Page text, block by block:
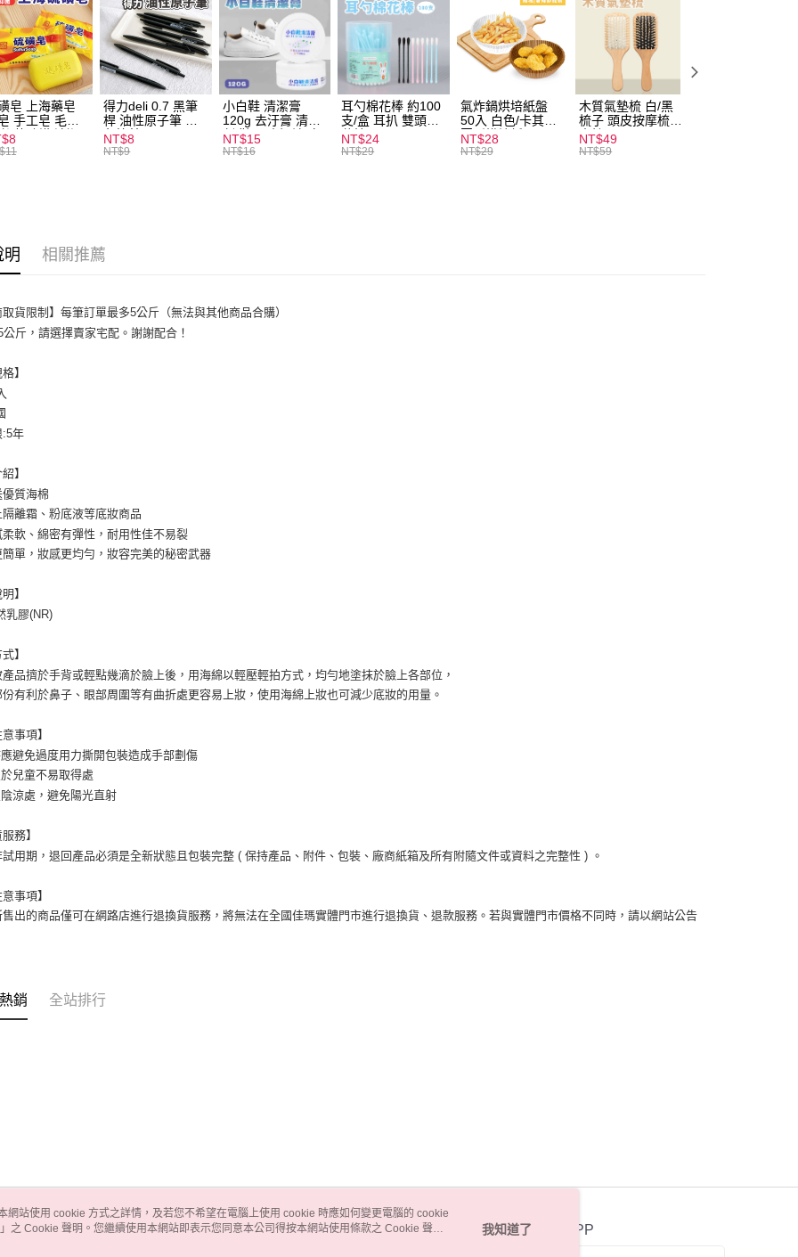
運送方式
全家取貨付款
每筆NT$60，滿NT$599(含以上)免運費
付款後全家取貨
每筆NT$60，滿NT$599(含以上)免運費
皂 上海藥皂
手工皂 毛囊
菌除蟎 清潔
去油去痘 寵
得力deli 0.7 黑筆
桿 油性原子筆 黑
色筆芯 S304
NT$8
NT$9
小白鞋 清潔膏
120g 去汙膏 清潔
劑 鞋子 去汙漬 白
皮鞋 鞋油
NT$15
NT$16
耳勺棉花棒 約100
支/盒 耳扒 雙頭棉
花棒
NT$24
NT$29
氣炸鍋烘培紙盤
50入 白色/卡其色
圓形烘焙紙
NT$28
NT$29
木質氣墊梳 白/黑
梳子 頭皮按摩梳
木梳
NT$49
NT$59
明 相關推薦
貨限制】每筆訂單最多5公斤（無法與其他商品合購）
，請選擇賣家宅配。謝謝配合！
】
:5年
】
質海棉
離霜、粉底液等底妝商品
軟、綿密有彈性，耐用性佳不易裂
單，妝感更均勻，妝容完美的秘密武器
】
乳膠(NR)
】
品擠於手背或輕點幾滴於臉上後，用海綿以輕壓輕拍方式，均勻地塗抹於臉上各部位，
有利於鼻子、眼部周圍等有曲折處更容易上妝，使用海綿上妝也可減少底妝的用量。
事項】
避免過度用力撕開包裝造成手部劃傷
兒童不易取得處
涼處，避免陽光直射
務】
用期，退回產品必須是全新狀態且包裝完整 ( 保持產品、附件、包裝、廠商紙箱及所有附隨文件或資料之完整性 ) 。
事項】
出的商品僅可在網路店進行退換貨服務，將無法在全國佳瑪實體門市進行退換貨、退款服務。若與實體門市價格不同時，請以網站公告
銷 全站排行
關於我們 客服資訊 官方APP
網站使用 cookie 方式之詳情，及若您不希望在電腦上使用 cookie 時應如何變更電腦的 cookie
」之 Cookie 聲明。您繼續使用本網站即表示您同意本公司得按本網站使用條款之 Cookie 聲明
我知道了